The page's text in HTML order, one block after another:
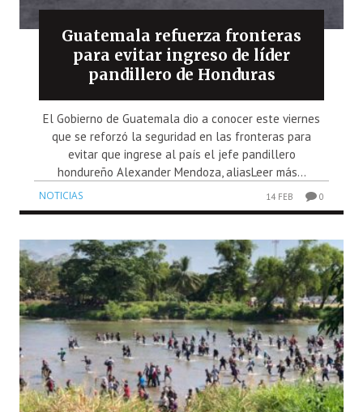
Guatemala refuerza fronteras
para evitar ingreso de líder
pandillero de Honduras
El Gobierno de Guatemala dio a conocer este viernes
que se reforzó la seguridad en las fronteras para
evitar que ingrese al país el jefe pandillero
hondureño Alexander Mendoza, aliasLeer más...
NOTICIAS 14 FEB 0